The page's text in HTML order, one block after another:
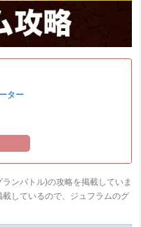
ター
ンバトル)の攻略を掲載していま
しているので、ジュフラムのグ